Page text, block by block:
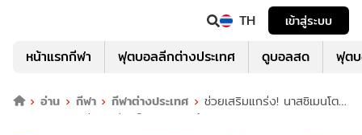
TH เข้าสู่ระบบ
หน้าแรกกีฬา ฟุตบอลลีกต่างประเทศ ดูบอลสด ฟุต
อ่าน กีฬา กีฬาต่างประเทศ
ช่วยเสริมแกร่ง! นาสซิเมนโต
ยกเครดิต โอลิเวียรา ก่อนบู๊ เดอร์เดน ศึกUFC